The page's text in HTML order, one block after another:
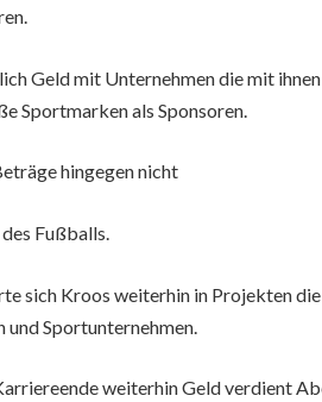
Geld mit Unternehmen die mit
Sportmarken als Sponsoren.
hingegen nicht
Fußballs.
sich Kroos weiterhin in Projekten die
Sportunternehmen.
weiterhin Geld verdient